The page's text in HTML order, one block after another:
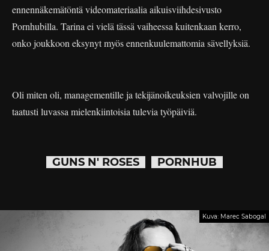
ennennäkemätöntä videomateriaalia aikuisviihdesivusto
Pornhubilla. Tarina ei vielä tässä vaiheessa kuitenkaan kerro,
onko joukkoon eksynyt myös ennenkuulemattomia sävellyksiä.
Oli miten oli, managementille ja tekijänoikeuksien valvojille on
taatusti luvassa mielenkiintoisia tulevia työpäiviä.
GUNS N' ROSES PORNHUB
Kuva: Marec Sabogal